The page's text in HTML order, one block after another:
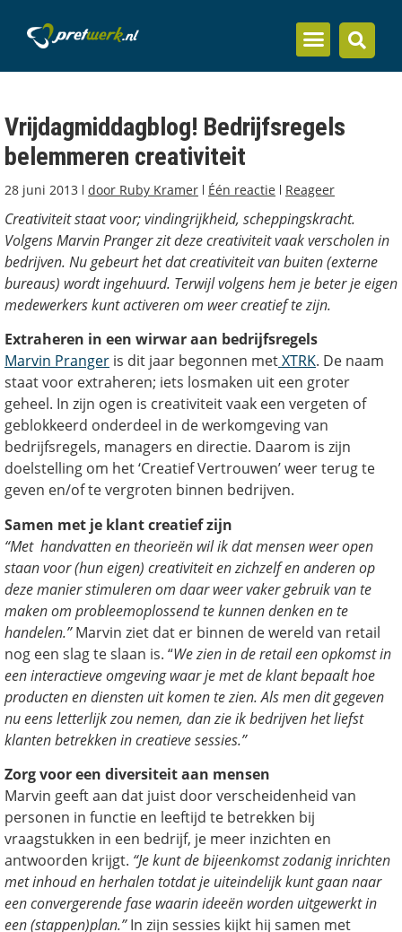
Vrijdagmiddagblog! Bedrijfsregels
belemmeren creativiteit
28 juni 2013 door Ruby Kramer Één reactie Reageer
Creativiteit staat voor; vindingrijkheid, scheppingskracht.
Volgens Marvin Pranger zit deze creativiteit vaak verscholen in
bedrijven. Nu gebeurt het dat creativiteit van buiten (externe
bureaus) wordt ingehuurd. Terwijl volgens hem je beter je eigen
medewerkers kunt activeren om weer creatief te zijn.
Extraheren in een wirwar aan bedrijfsregels
Marvin Pranger is dit jaar begonnen metXTRK. De naam
staat voor extraheren; iets losmaken uit een groter
geheel. In zijn ogen is creativiteit vaak een vergeten of
geblokkeerd onderdeel in de werkomgeving van
bedrijfsregels, managers en directie. Daarom is zijn
doelstelling om het ‘Creatief Vertrouwen’ weer terug te
geven en/of te vergroten binnen bedrijven.
Samen met je klant creatief zijn
“Met handvatten en theorieën wil ik dat mensen weer open
staan voor (hun eigen) creativiteit en zichzelf en anderen op
deze manier stimuleren om daar weer vaker gebruik van te
maken om probleemoplossend te kunnen denken en te
handelen.”Marvin ziet dat er binnen de wereld van retail
nog een slag te slaan is. “We zien in de retail een opkomst in
een interactieve omgeving waar je met de klant bepaalt hoe
producten en diensten uit komen te zien. Als men dit gegeven
nu eens letterlijk zou nemen, dan zie ik bedrijven het liefst
klanten betrekken in creatieve sessies.”
Zorg voor een diversiteit aan mensen
Marvin geeft aan dat juist door verscheidenheid van
personen in functie en leeftijd te betrekken bij
vraagstukken in een bedrijf, je meer inzichten en
antwoorden krijgt. “Je kunt de bijeenkomst zodanig inrichten
met inhoud en herhalen totdat je uiteindelijk kunt gaan naar
een convergerende fase waarin ideeën worden uitgewerkt in
een (stappen)plan.”In zijn sessies kijkt hij samen met